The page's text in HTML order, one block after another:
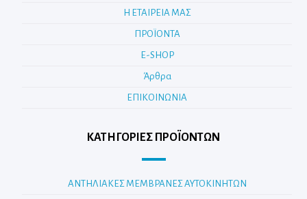
Η ΕΤΑΙΡΕΙΑ ΜΑΣ
ΠΡΟΪΟΝΤΑ
E-SHOP
Άρθρα
ΕΠΙΚΟΙΝΩΝΙΑ
ΚΑΤΗΓΟΡΊΕΣ ΠΡΟΪΌΝΤΩΝ
ΑΝΤΗΛΙΑΚΕΣ ΜΕΜΒΡΑΝΕΣ ΑΥΤΟΚΙΝΗΤΩΝ